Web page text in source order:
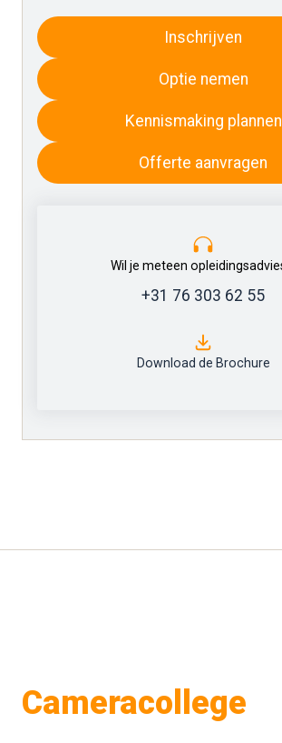
Inschrijven
Optie nemen
Kennismaking plannen
Offerte aanvragen
Wil je meteen
+31 76 303 62 55
Download de Brochure
Cameracollege